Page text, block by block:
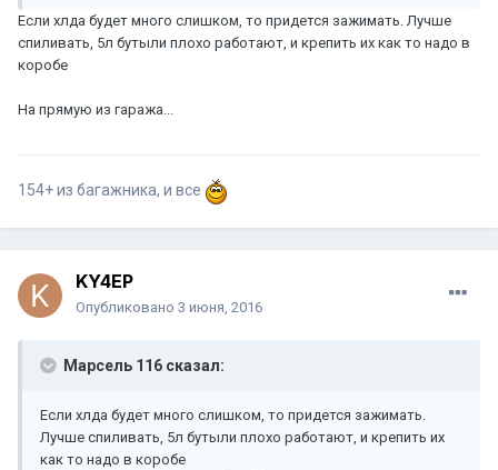
Если хлда будет много слишком, то придется зажимать. Лучше
спиливать, 5л бутыли плохо работают, и крепить их как то надо в
коробе
На прямую из гаража...
154+ из багажника, и все
KY4EP
Опубликовано 3 июня, 2016
Марсель 116 сказал:
Если хлда будет много слишком, то придется зажимать.
Лучше спиливать, 5л бутыли плохо работают, и крепить их
как то надо в коробе